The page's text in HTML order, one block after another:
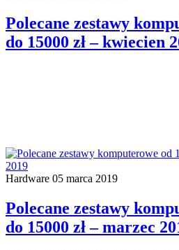
Polecane zestawy
do 15000 zł – kwiecien
Hardware 05 marca 2019
Polecane zestawy
do 15000 zł – marzec